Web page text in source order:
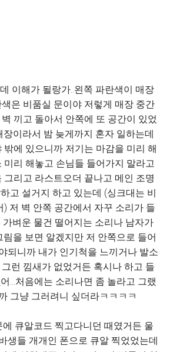
이해가 될랑가..왼쪽 파란색이 매장
은 비품실 문이야 저렇게 매장 중간
끼고 돌아서 안쪽에 또 공간이 있었
장이라서 밤 늦게까지 혼자 일하는데
밖에 있으니까 저기는 마감을 미리 해
미리 해놓고 손님들 들어가지 말라고
그리고 라스트오더 끝나고 메인 조명
고 설거지 하고 있는데 (싱크대는 비
) 저 벽 안쪽 공간에서 자꾸 소리가 들
벼운 물건 떨어지는 소리나 남자가
림을 보면 알겠지만 저 안쪽으로 들어
되니까 내가 인기척을 느끼거나 발소
런 낌새가 없었거든 혹시나 하고 들
...처음에는 소리나면 좀 놀라고 그랬
그냥 그러려니 싶더라ㅋㅋㅋㅋ
큐알코드 찍고다니던 때였거든 울
생들 개개인 폰으로 큐알 찍었었는데